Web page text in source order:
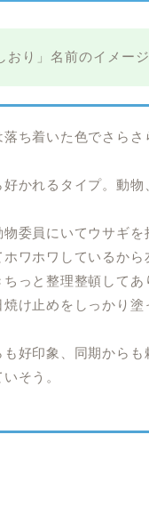
おり」名前のイメージ
ち着いた色でさらさ
かれるタイプ。動物
委員にいてウサギを
ワホワしているか
っと整理整頓してあ
け止めをしっかり
好印象、同期からも
そう。